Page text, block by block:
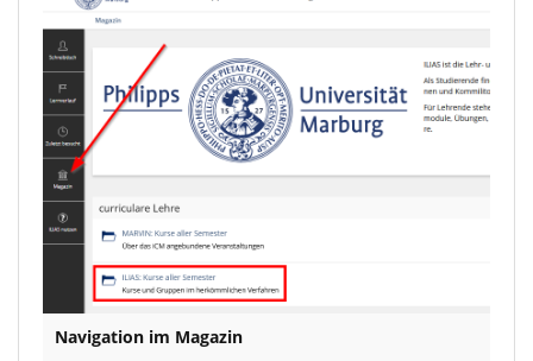
Navigation im Magazin